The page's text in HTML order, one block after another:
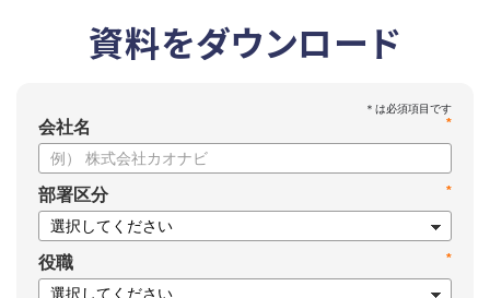
資料をダウンロード
*
会社名
*
部署区分
*
役職